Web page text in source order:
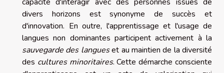
capacité d'interagir avec des personnes issues de
divers horizons est synonyme de succès et
d'innovation. En outre, l'apprentissage et l'usage de
langues non dominantes participent activement à la
sauvegarde des langueset au maintien de la diversité
des cultures minoritaires. Cette démarche consciente